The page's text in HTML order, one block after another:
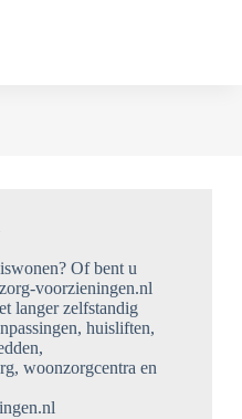
Of bent u
voorzieningen.nl
langer zelfstandig
huisliften,
woonzorgcentra en